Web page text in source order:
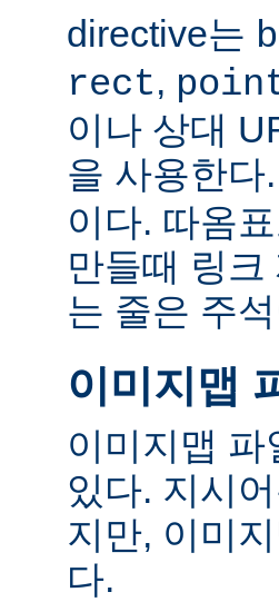
directive는
rect,
이나 상대
을 사용한
이다. 따옴
만들때 링
는 줄은 주
이미지맵
이미지맵
있다. 지시
지만, 이미
다.